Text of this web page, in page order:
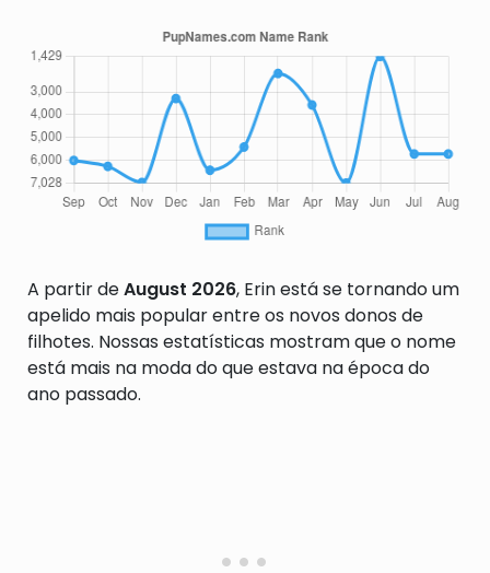
A partir deAugust 2026, Erin está se tornando um
apelido mais popular entre os novos donos de
filhotes. Nossas estatísticas mostram que o nome
está mais na moda do que estava na época do
ano passado.